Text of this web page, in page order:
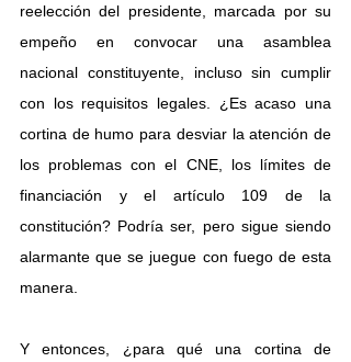
reelección del presidente, marcada por su
empeño en convocar una asamblea
nacional constituyente, incluso sin cumplir
con los requisitos legales. ¿Es acaso una
cortina de humo para desviar la atención de
los problemas con el CNE, los límites de
financiación y el artículo 109 de la
constitución? Podría ser, pero sigue siendo
alarmante que se juegue con fuego de esta
manera.
Y entonces, ¿para qué una cortina de